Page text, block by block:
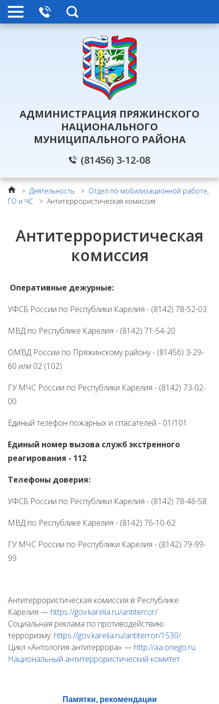
АДМИНИСТРАЦИЯ ПРЯЖИНСКОГО
НАЦИОНАЛЬНОГО
МУНИЦИПАЛЬНОГО РАЙОНА
(81456) 3-12-08
> Деятельность > Отдел по мобилизационной работе,
ГО и ЧС
> Антитеррористическая комиссия
Антитеррористическая
комиссия
Оперативные дежурные:
УФСБ России по Республики Карелия - (8142) 78-52-03
МВД по Республике Карелия - (8142) 71-54-20
ОМВД России по Пряжинскому району - (81456) 3-29-
60 или 02 (102)
ГУ МЧС России по Республики Карелия - (8142) 73-02-
00
Единый телефон пожарных и спасателей - 01/101
Единый номер вызова служб экстренного
реагирования - 112
Телефоны доверия:
УФСБ России по Республики Карелия - (8142) 78-46-58
МВД по Республике Карелия - (8142) 76-10-62
ГУ МЧС России по Республики Карелия - (8142) 79-99-
99
Антитеррористическая комиссия в Республике
Карелия — https://gov.karelia.ru/antiterror/
Социальная реклама по противодействию
терроризму: https://gov.karelia.ru/antiterror/1530/
Цикл «Антология антитеррора» — http://aa.onego.ru
Национальный антитеррористический комитет
Памятки, рекомендации